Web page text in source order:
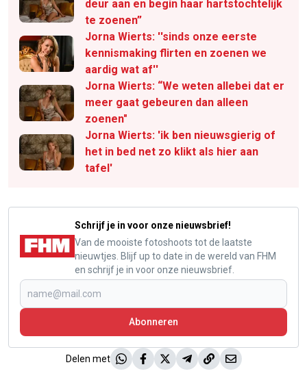
deur aan en begin haar hartstochtelijk
te zoenen”
Jorna Wierts: ''sinds onze eerste
kennismaking flirten en zoenen we
aardig wat af''
Jorna Wierts: “We weten allebei dat er
meer gaat gebeuren dan alleen
zoenen"
Jorna Wierts: 'ik ben nieuwsgierig of
het in bed net zo klikt als hier aan
tafel'
Schrijf je in voor onze nieuwsbrief!
Van de mooiste fotoshoots tot de laatste
nieuwtjes. Blijf up to date in de wereld van FHM
en schrijf je in voor onze nieuwsbrief.
Abonneren
Delen met